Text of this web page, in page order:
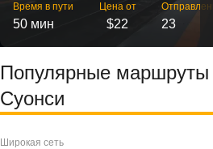
Время в пути
50 мин
Цена от
$22 23
Популярные
Суонси
Широкая сеть